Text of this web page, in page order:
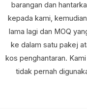
barangan dan
kepada kami,
lama lagi dan MOQ
ke dalam satu pakej
kos penghantaran.
tidak pernah